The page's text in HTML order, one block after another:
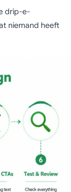
drip-e-
niemand heeft